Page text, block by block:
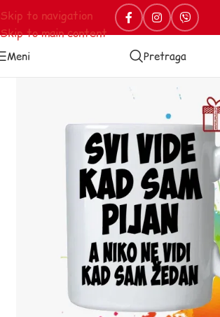
Skip to navigation
Skip to main content
Meni Pretraga